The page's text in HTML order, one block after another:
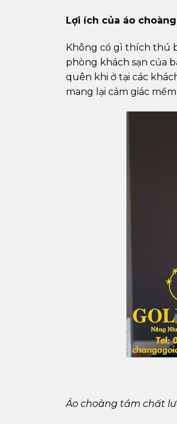
Lợi ích của áo
Không có gì thích thú
phòng khách sạn của
quên khi ở tại các
mang lại cảm giác
Áo choàng tắm chất